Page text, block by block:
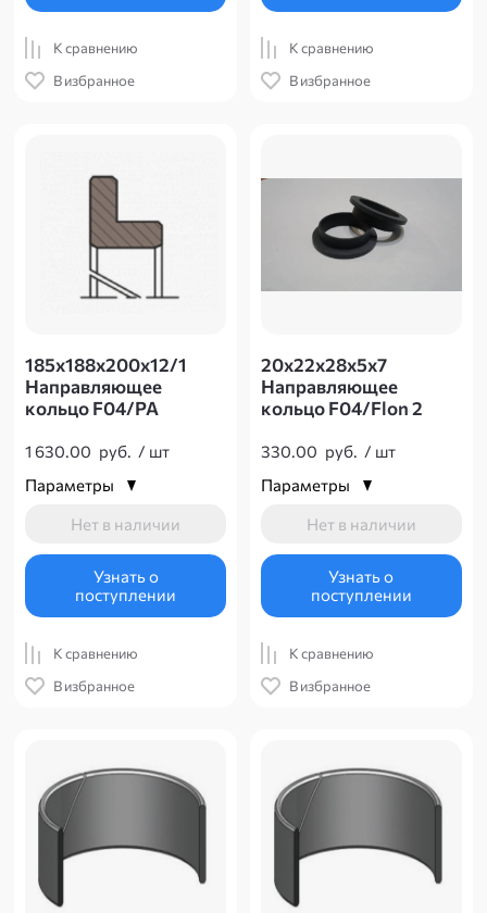
К сравнению
В избранное
К сравнению
В избранное
185х188х200х12/1
Направляющее
кольцо F04/PA
1 630.00 руб. / шт
Параметры
Нет в наличии
Узнать о
поступлении
К сравнению
В избранное
20х22х28х5х7
Направляющее
кольцо F04/Flon 2
330.00 руб. / шт
Параметры
Нет в наличии
Узнать о
поступлении
К сравнению
В избранное